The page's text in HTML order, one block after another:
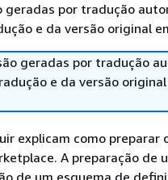
geradas por tradução
e da versão original
geradas por tradução
e da versão
explicam como
A preparação
de um esquema de